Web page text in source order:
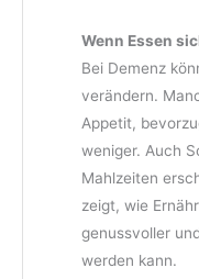
Wenn Essen
Bei Demenz
verändern.
Appetit,
weniger. Auch
Mahlzeiten
zeigt, wie
genussvoller
werden kann.